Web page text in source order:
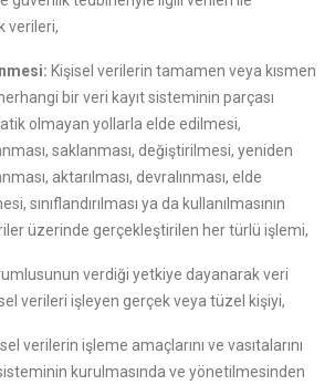
verileri,
Kişisel verilerin tamamen veya kısmen
bir veri kayıt sisteminin parçası
olmayan yollarla elde edilmesi,
saklanması, değiştirilmesi, yeniden
aktarılması, devralınması, elde
sınıflandırılması ya da kullanılmasının
üzerinde gerçekleştirilen her türlü işlemi,
verdiği yetkiye dayanarak veri
verileri işleyen gerçek veya tüzel kişiyi,
verilerin işleme amaçlarını ve vasıtalarını
kurulmasında ve yönetilmesinden